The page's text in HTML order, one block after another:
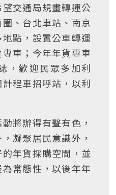
交通局規畫轉運公
、台北車站、南京
點，設置公車轉運
車；今年年貨專車
，歡迎民眾多加利
程車招呼站，以利
將辦得有聲有色，
凝聚居民意識外，
年貨採購空間，並
常態性，以後年年